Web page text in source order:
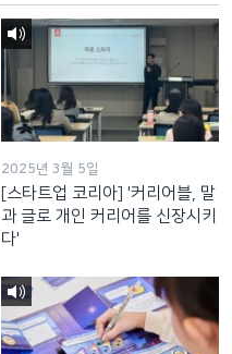
2025년 3월 5일
[스타트업 코리아] '커리어블, 말
과 글로 개인 커리어를 신장시키
다'